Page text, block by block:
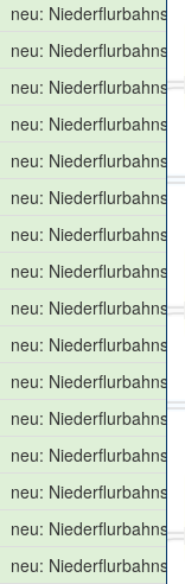
neu:
neu:
neu:
neu:
neu:
neu:
neu:
neu:
neu:
neu:
neu:
neu:
neu:
neu:
neu:
neu: